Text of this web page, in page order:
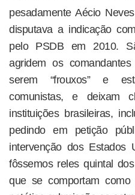
pesadamente Aécio
disputava a indicação
pelo PSDB em 2010.
agridem os
serem “frouxos” e
comunistas, e deixam
instituições brasileiras,
pedindo em petição
intervenção dos Estados
fôssemos reles quintal
que se comportam